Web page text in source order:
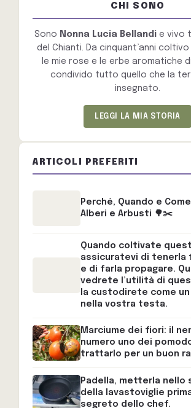
CHI SONO
Sono Nonna Lucia Bellandi e vivo
del Chianti. Da cinquant’anni
le mie rose e le erbe aromatiche
condivido tutto quello che la
insegnato.
LEGGI LA MIA STORIA
ARTICOLI PREFERITI
Perché, Quando e
Alberi e Arbusti 🌳✂️
Quando coltivate
assicuratevi di tenerla
e di farla propagare.
vedrete l’utilità di
la custodirete come
nella vostra testa.
Marciume dei fiori: il
numero uno dei
trattarlo per un buon
Padella, metterla nello
della lavastoviglie prima
segreto dello chef.